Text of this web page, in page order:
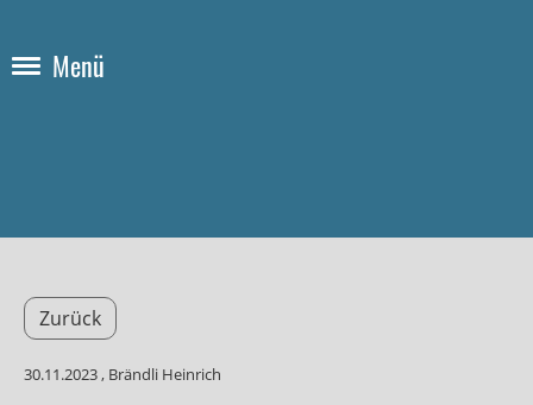
Menü
Zurück
30.11.2023, Brändli Heinrich